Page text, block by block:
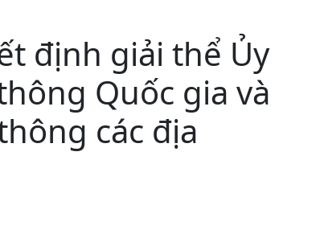
định giải thể Ủy
Quốc gia và
các địa